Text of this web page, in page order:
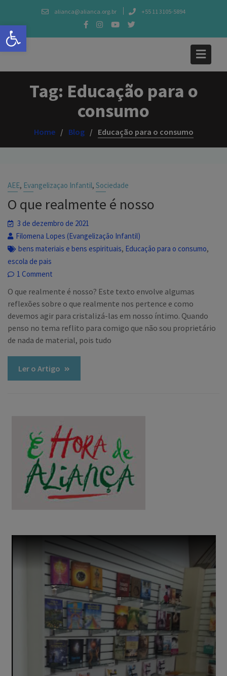
Abrir a barra de ferramentas
content
alianca@alianca.org.br +55 11 3105-5894
Tag: Educação para o
consumo
Home Blog Educação para o consumo
AEE, Evangelizaçao Infantil,Sociedade
O que realmente é nosso
3 de dezembro de 2021
Filomena Lopes (Evangelização Infantil)
bens materiais e bens espirituais, Educação para o consumo,
escola de pais
1 Comment
O que realmente é nosso? Este texto envolve algumas
reflexões sobre o que realmente nos pertence e como
devemos agir para cristalizá-las em nosso íntimo. Quando
penso no tema reflito para comigo que não sou proprietário
de nada de material, pois tudo
Ler o Artigo